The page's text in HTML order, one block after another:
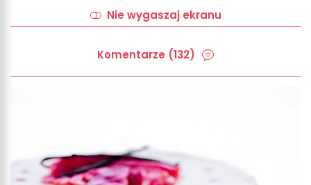
Nie wygaszaj ekranu
Komentarze (132)